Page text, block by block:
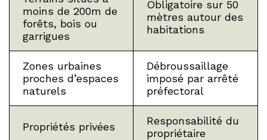
moins de 200m de
forêts, bois ou
garrigues
Obligatoire sur 50
mètres autour des
habitations
Zones urbaines
proches d’espaces
naturels
Débroussaillage
imposé par arrêté
préfectoral
Propriétés privées
Responsabilité du
propriétaire